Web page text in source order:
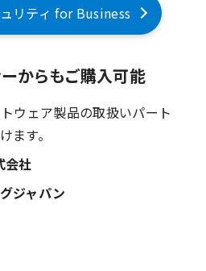
リティ for Business
からもご購入可能
ウェア製品の取扱いパート
ます。
会社
ジャパン